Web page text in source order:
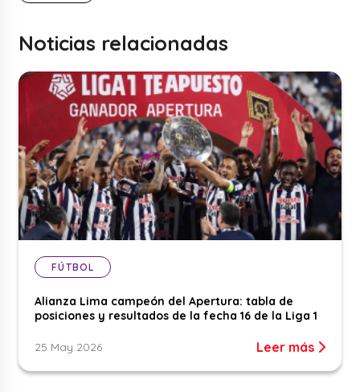
Noticias relacionadas
FÚTBOL
Alianza Lima campeón del Apertura: tabla de
posiciones y resultados de la fecha 16 de la Liga 1
25 May 2026 Leer más